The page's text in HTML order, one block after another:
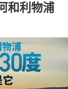
和利物浦